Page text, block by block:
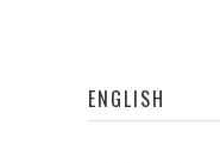
ENGLISH